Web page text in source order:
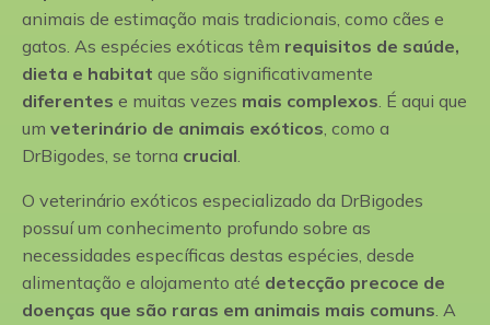
animais de estimação mais tradicionais, como cães e
gatos. As espécies exóticas têm requisitos de saúde,
dieta e habitat que são significativamente
diferentes e muitas vezes mais complexos. É aqui que
um veterinário de animais exóticos, como a
DrBigodes, se torna crucial.
O veterinário exóticos especializado da DrBigodes
possuí um conhecimento profundo sobre as
necessidades específicas destas espécies, desde
alimentação e alojamento até detecção precoce de
doenças que são raras em animais mais comuns. A